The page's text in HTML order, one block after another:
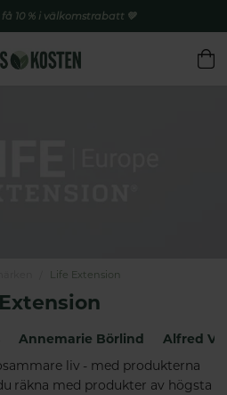
10 % i välkomstrabatt 💚
Life Extension
Annemarie Börlind
Alfred
liv - med produkterna
räkna med produkter av högsta